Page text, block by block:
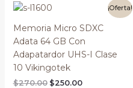
¡Oferta!
Memoria Micro SDXC
Adata 64 GB Con
Adapatardor UHS-I Clase
10 Vikingotek
$270.00
El
original
era:
$270.00.
$250.00
precio
actual
es:
$250.00.